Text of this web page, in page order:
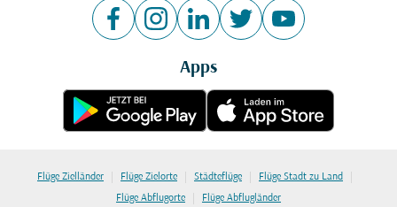
Apps
Flüge Zielländer | Flüge Zielorte | Städteflüge | Flüge Stadt zu Land |
Flüge Abflugorte | Flüge Abflugländer